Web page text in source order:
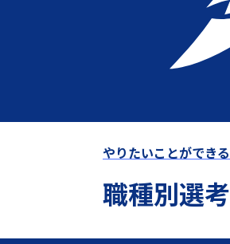
やりたいことができる
職種別選考